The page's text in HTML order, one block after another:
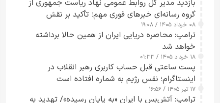
بازدید مدیر کل روابط عمومی نهاد ریاست جمهوری از
گروه رسانه‌ای خبرهای فوری مهم؛ تأکید بر نقش
رسانه‌های هوشمند و مسئول در ارتقای آگاهی عمومی
۰۸ خرداد ۱۴۰۵ / ۱۹:۰۸
ترامپ: محاصره دریایی ایران از همین حالا برداشته
خواهد شد
۱۸ خرداد ۱۴۰۵ / ۰۱:۳۳
پست ساعتی قبل حساب کاربری رهبر انقلاب در
اینستاگرام؛ نفس رژیم به شماره افتاده است​
۱۷ تیر ۱۴۰۵ / ۱۶:۵۶
ترامپ: آتش‌بس با ایران «به پایان رسیده»/ تهدید به